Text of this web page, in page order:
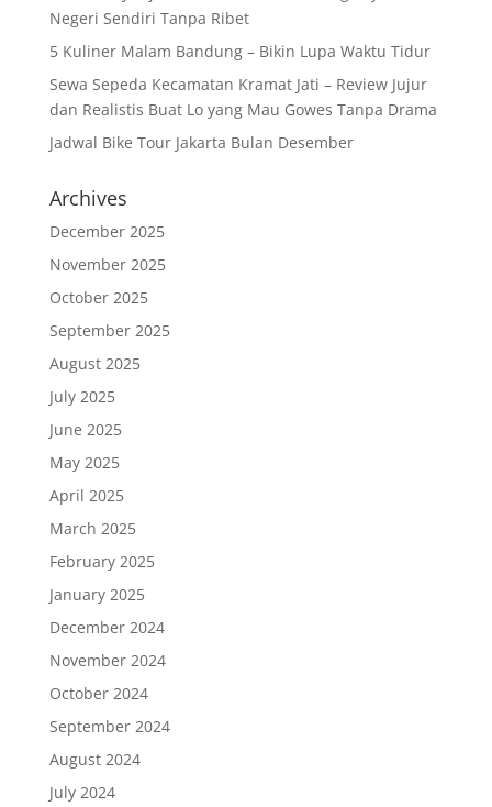
Negeri Sendiri Tanpa Ribet
5 Kuliner Malam Bandung – Bikin Lupa Waktu Tidur
Sewa Sepeda Kecamatan Kramat Jati – Review Jujur
dan Realistis Buat Lo yang Mau Gowes Tanpa Drama
Jadwal Bike Tour Jakarta Bulan Desember
Archives
December 2025
November 2025
October 2025
September 2025
August 2025
July 2025
June 2025
May 2025
April 2025
March 2025
February 2025
January 2025
December 2024
November 2024
October 2024
September 2024
August 2024
July 2024